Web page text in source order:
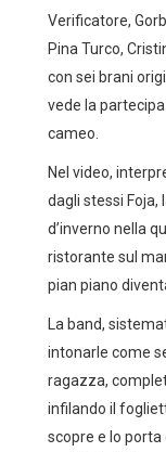
Verificatore,
Pina Turco,
con sei brani
vede la
cameo.
Nel video,
dagli stessi
d’inverno nella
ristorante sul
pian piano
La band,
intonarle come
ragazza,
infilando il
scopre e lo porta